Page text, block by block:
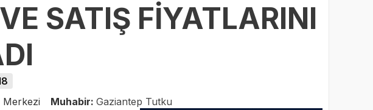
SATIŞ FİYATLARINI
Merkezi Muhabir: Gaziantep Tutku